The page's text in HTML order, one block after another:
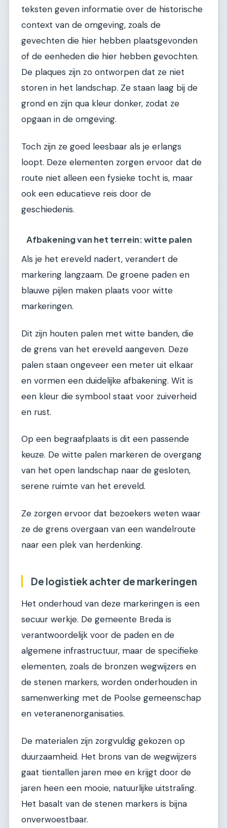
teksten geven informatie over de historische
context van de omgeving, zoals de
gevechten die hier hebben plaatsgevonden
of de eenheden die hier hebben gevochten.
De plaques zijn zo ontworpen dat ze niet
storen in het landschap. Ze staan laag bij de
grond en zijn qua kleur donker, zodat ze
opgaan in de omgeving.
Toch zijn ze goed leesbaar als je erlangs
loopt. Deze elementen zorgen ervoor dat de
route niet alleen een fysieke tocht is, maar
ook een educatieve reis door de
geschiedenis.
Afbakening van het terrein: witte palen
Als je het ereveld nadert, verandert de
markering langzaam. De groene paden en
blauwe pijlen maken plaats voor witte
markeringen.
Dit zijn houten palen met witte banden, die
de grens van het ereveld aangeven. Deze
palen staan ongeveer een meter uit elkaar
en vormen een duidelijke afbakening. Wit is
een kleur die symbool staat voor zuiverheid
en rust.
Op een begraafplaats is dit een passende
keuze. De witte palen markeren de overgang
van het open landschap naar de gesloten,
serene ruimte van het ereveld.
Ze zorgen ervoor dat bezoekers weten waar
ze de grens overgaan van een wandelroute
naar een plek van herdenking.
De logistiek achter de markeringen
Het onderhoud van deze markeringen is een
secuur werkje. De gemeente Breda is
verantwoordelijk voor de paden en de
algemene infrastructuur, maar de specifieke
elementen, zoals de bronzen wegwijzers en
de stenen markers, worden onderhouden in
samenwerking met de Poolse gemeenschap
en veteranenorganisaties.
De materialen zijn zorgvuldig gekozen op
duurzaamheid. Het brons van de wegwijzers
gaat tientallen jaren mee en krijgt door de
jaren heen een mooie, natuurlijke uitstraling.
Het basalt van de stenen markers is bijna
onverwoestbaar.